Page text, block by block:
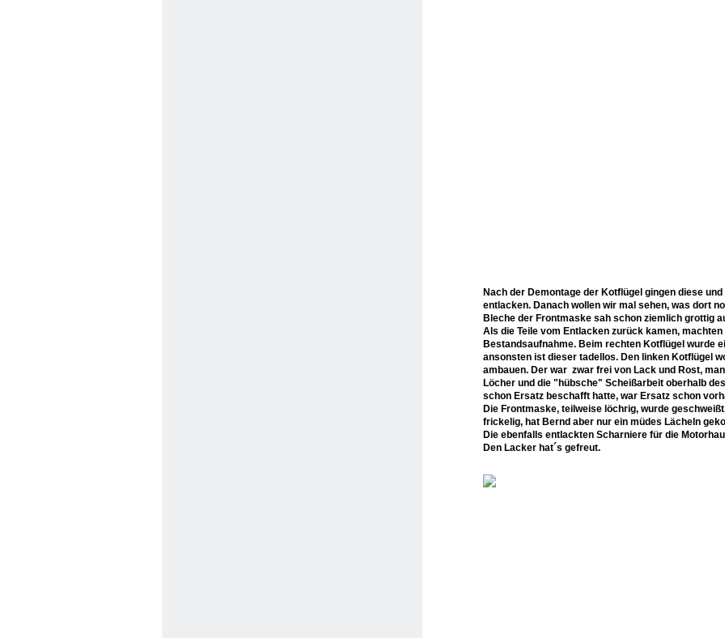
Nach der Demontage der Kotflügel gingen diese
entlacken. Danach wollen wir mal sehen, was dort
Bleche der Frontmaske sah schon ziemlich grottig
Als die Teile vom Entlacken zurück kamen, machten
Bestandsaufnahme. Beim rechten Kotflügel wurde
ansonsten ist dieser tadellos. Den linken Kotflügel
ambauen. Der war zwar frei von Lack und Rost,
Löcher und die "hübsche" Scheißarbeit oberhalb
schon Ersatz beschafft hatte, war Ersatz schon
Die Frontmaske, teilweise löchrig, wurde
frickelig, hat Bernd aber nur ein müdes Lächeln
Die ebenfalls entlackten Scharniere für die
Den Lacker hat´s gefreut.